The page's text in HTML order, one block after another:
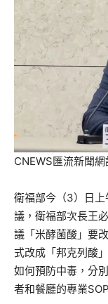
CNEWS匯流新聞
衛福部今（3）日
議，衛福部次長王
議「米酵菌酸」要
式改成「邦克列酸
如何預防中毒，分
者和餐廳的專業